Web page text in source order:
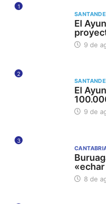
1
El
9 de
2
El
9 de
3
8 de